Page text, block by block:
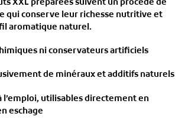
XXL préparéessuivent un procédé de
qui conserve leur richesse nutritive et
aromatique naturel.
ni conservateurs artificiels
de minéraux et additifs naturels
l’emploi, utilisables directement en
eschage